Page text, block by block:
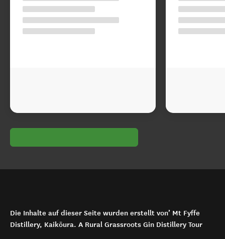
Die Inhalte auf dieser Seite wurden erstellt von’ Mt Fyffe
Distillery, Kaikōura. A Rural Grassroots Gin Distillery Tour